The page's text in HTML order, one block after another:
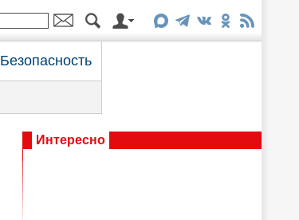
Безопасность
Интересно